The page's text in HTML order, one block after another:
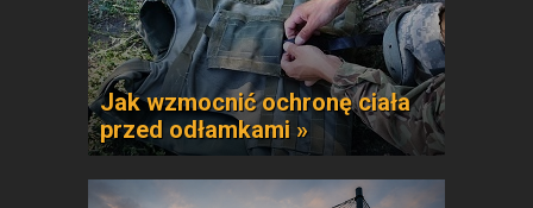
Jak wzmocnić ochronę ciała
przed odłamkami »